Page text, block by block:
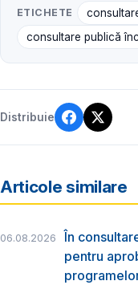
ETICHETE
consultare publică
Distribuie
Articole similare
06.08.2026
În
pentru